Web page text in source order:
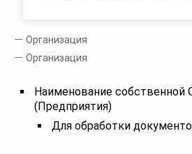
Организация
Организация
Наименование собственной
(Предприятия)
Для обработки